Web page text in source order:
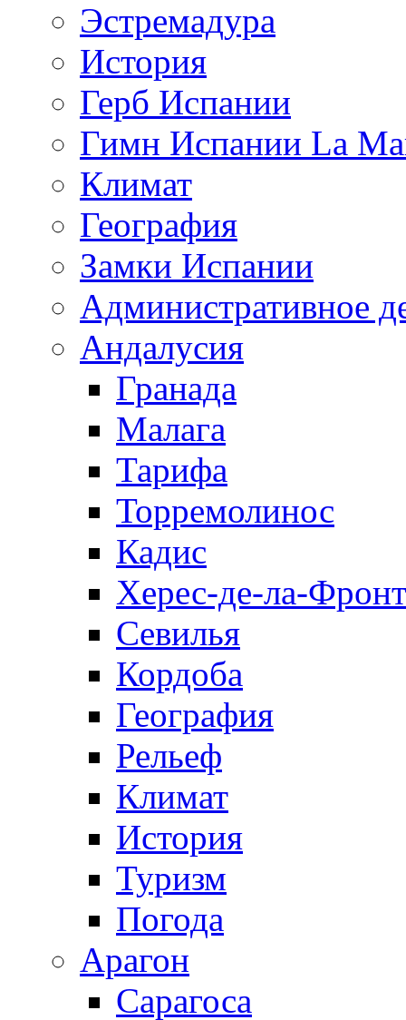
Эстремадура
История
Герб Испании
Гимн Испании La
Климат
География
Замки Испании
Административное
Андалусия
Гранада
Малага
Тарифа
Торремолинос
Кадис
Херес-де-ла-
Севилья
Кордоба
География
Рельеф
Климат
История
Туризм
Погода
Арагон
Сарагоса